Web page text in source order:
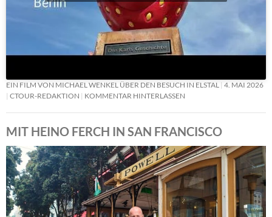
EIN FILM VON MICHAEL WENKEL ÜBER DEN BESUCH IN ELSTAL
4. MAI 2026
CTOUR-REDAKTION
KOMMENTAR HINTERLASSEN
MIT HEINO FERCH IN SAN FRANCISCO